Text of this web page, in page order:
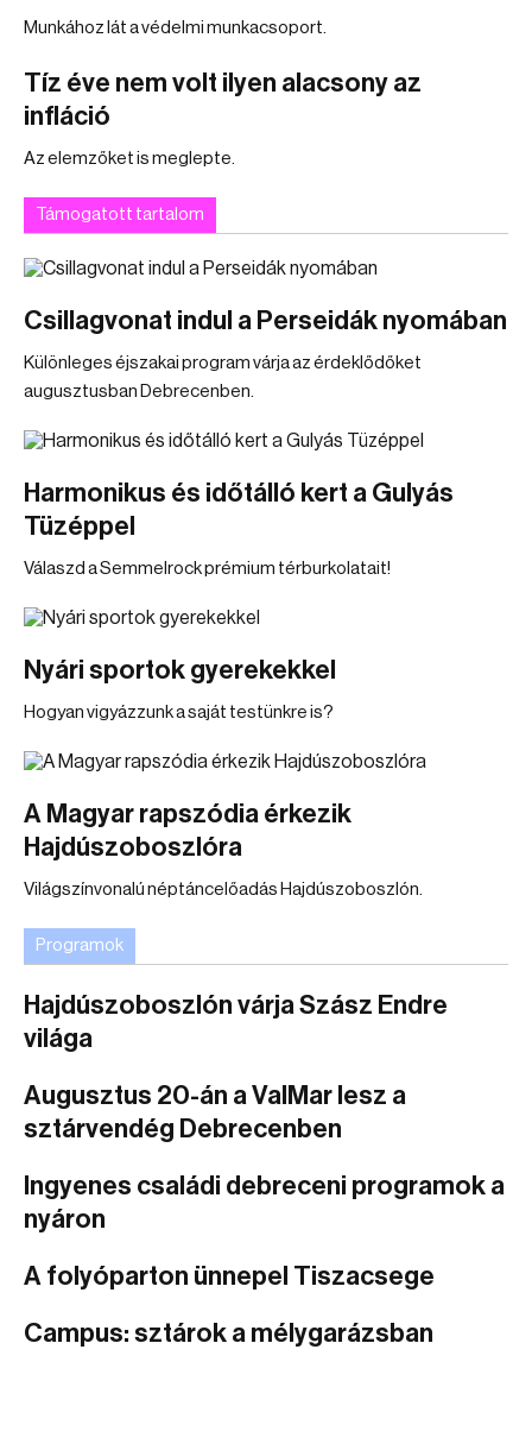
Munkához lát a védelmi munkacsoport.
Tíz éve nem volt ilyen alacsony az
infláció
Az elemzőket is meglepte.
Támogatott tartalom
Csillagvonat indul a Perseidák nyomában
Különleges éjszakai program várja az érdeklődőket
augusztusban Debrecenben.
Harmonikus és időtálló kert a Gulyás
Tüzéppel
Válaszd a Semmelrock prémium térburkolatait!
Nyári sportok gyerekekkel
Hogyan vigyázzunk a saját testünkre is?
A Magyar rapszódia érkezik
Hajdúszoboszlóra
Világszínvonalú néptáncelőadás Hajdúszoboszlón.
Programok
Hajdúszoboszlón várja Szász Endre
világa
Augusztus 20-án a ValMar lesz a
sztárvendég Debrecenben
Ingyenes családi debreceni programok a
nyáron
A folyóparton ünnepel Tiszacsege
Campus: sztárok a mélygarázsban